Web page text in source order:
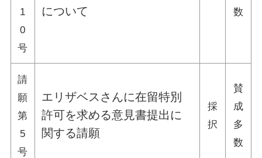
1
0
号
について
数
請
願
第
5
号
エリザベスさんに在留特別
許可を求める意見書提出に
関する請願
採
択
賛
成
多
数